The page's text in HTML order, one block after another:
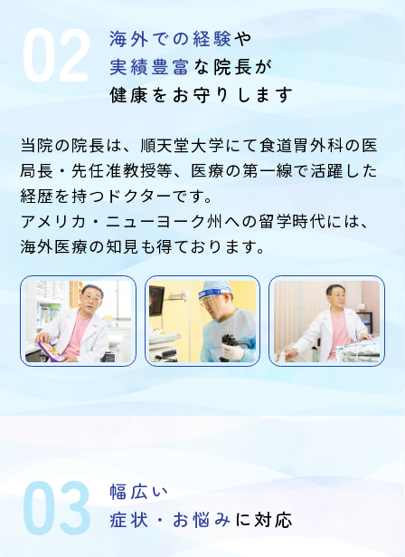
02 海外での経験や
実績豊富 な院長が
健康をお守りします
当院の院長は、順天堂大学にて食道胃外科の医
局長・先任准教授等、医療の第一線で活躍した
経歴を持つドクターです。
アメリカ・ニューヨーク州への留学時代には、
海外医療の知見も得ております。
03
幅広い
症状・お悩み に対応